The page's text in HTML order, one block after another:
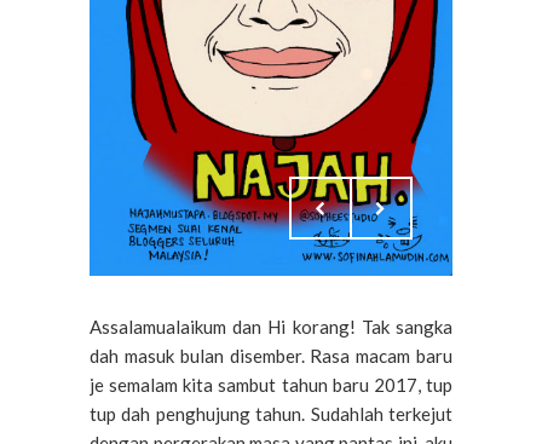
Assalamualaikum dan Hi korang! Tak sangka
dah masuk bulan disember. Rasa macam baru
je semalam kita sambut tahun baru 2017, tup
tup dah penghujung tahun. Sudahlah terkejut